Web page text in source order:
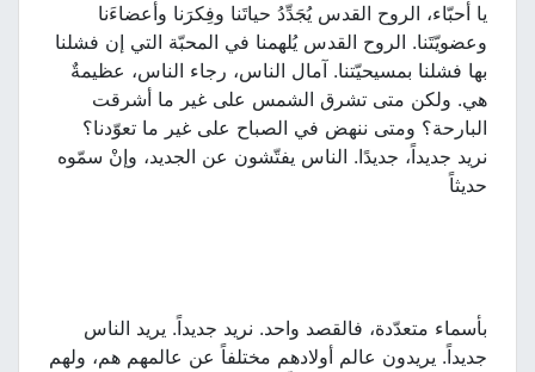
يا أحبّاء، الروح القدس يُجَدِّدُ حياتَنا وفِكرَنا وأعضاءَنا
وعضويّتَنا. الروح القدس يُلهمنا في المحبّة التي إن فشلنا
بها فشلنا بمسيحيّتنا. آمال الناس، رجاء الناس، عظيمةٌ
هي. ولكن متى تشرق الشمس على غير ما أشرقت
البارحة؟ ومتى ننهض في الصباح على غير ما تعوّدنا؟
نريد جديداً، جديدًا. الناس يفتّشون عن الجديد، وإنْ سمّوه
حديثاً
بأسماء متعدّدة، فالقصد واحد. نريد جديداً. يريد الناس
جديداً. يريدون عالم أولادهم مختلفاً عن عالمهم هم، ولهم